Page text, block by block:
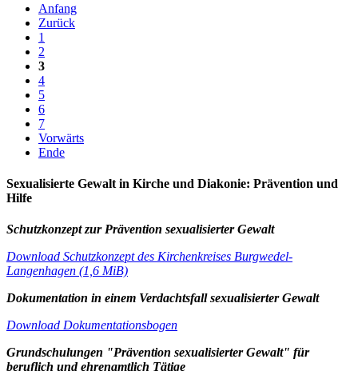
Anfang
Zurück
1
2
3
4
5
6
7
Vorwärts
Ende
Sexualisierte Gewalt in Kirche und Diakonie: Prävention und
Hilfe
Schutzkonzept zur Prävention sexualisierter Gewalt
Download Schutzkonzept des Kirchenkreises Burgwedel-
Langenhagen (1,6 MiB)
Dokumentation in einem Verdachtsfall sexualisierter Gewalt
Download Dokumentationsbogen
Grundschulungen "Prävention sexualisierter Gewalt" für
beruflich und ehrenamtlich Tätige